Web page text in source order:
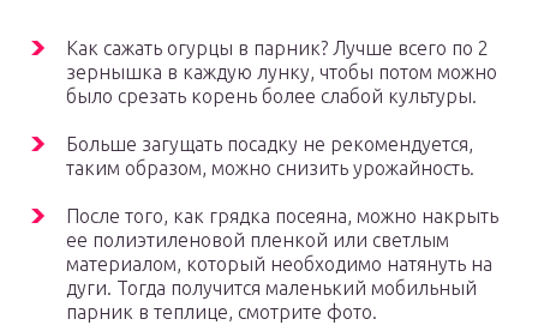
Как сажать огурцы в парник? Лучше всего по 2
зернышка в каждую лунку, чтобы потом можно
было срезать корень более слабой культуры.
Больше загущать посадку не рекомендуется,
таким образом, можно снизить урожайность.
После того, как грядка посеяна, можно накрыть
ее полиэтиленовой пленкой или светлым
материалом, который необходимо натянуть на
дуги. Тогда получится маленький мобильный
парник в теплице, смотрите фото.